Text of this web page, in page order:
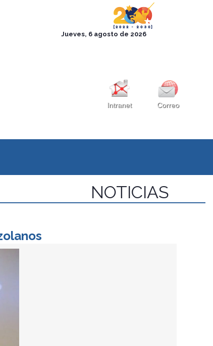
Correo
Intranet
NOTICIAS